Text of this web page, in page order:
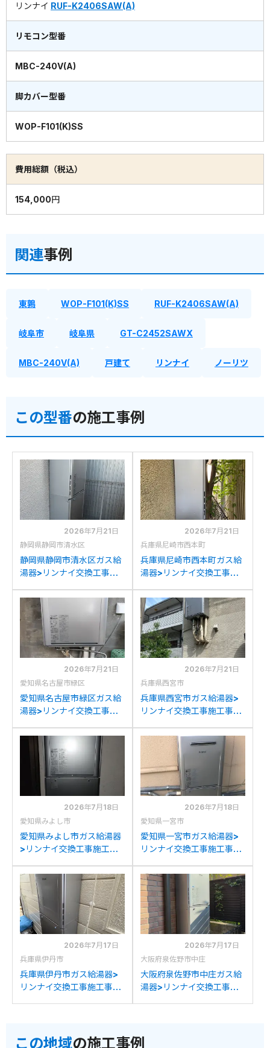
リンナイ RUF-K2406SAW(A)
リモコン型番
MBC-240V(A)
脚カバー型番
WOP-F101(K)SS
費用総額（税込）
154,000円
関連事例
東鶉 WOP-F101(K)SS RUF-K2406SAW(A)
岐阜市 岐阜県 GT-C2452SAWX
MBC-240V(A) 戸建て リンナイ ノーリツ
この型番の施工事例
2026年7月21日
静岡県静岡市清水区
静岡県静岡市清水区ガス給
湯器>リンナイ交換工事施
2428SAWXからリンナイ
RUF-K2406SAW(A)への
交換
2026年7月21日
兵庫県尼崎市西本町
兵庫県尼崎市西本町ガス給
湯器>リンナイ交換工事施
V2405AWからリンナイ
RUF-K2406SAW(A)への
交換
2026年7月21日
愛知県名古屋市緑区
愛知県名古屋市緑区ガス給
湯器>リンナイ交換工事施
C2446SAWXDからリン
ナイRUF-K2406SAW(A)
への交換
2026年7月21日
兵庫県西宮市
兵庫県西宮市ガス給湯器>
リンナイ交換工事施工事
2414WKA-Kからリンナイ
RUF-K2406SAW(A)への
交換
2026年7月18日
愛知県みよし市
愛知県みよし市ガス給湯器
>リンナイ交換工事施工事
V2001SAWからリンナイ
RUF-K2406SAW(A)への
交換
2026年7月18日
愛知県一宮市
愛知県一宮市ガス給湯器>
リンナイ交換工事施工事
2045SAWXからリンナイ
RUF-K2406SAW(A)への
交換
2026年7月17日
兵庫県伊丹市
兵庫県伊丹市ガス給湯器>
リンナイ交換工事施工事
への交換
2026年7月17日
大阪府泉佐野市中庄
大阪府泉佐野市中庄ガス給
湯器>リンナイ交換工事施
交換
この地域の施工事例